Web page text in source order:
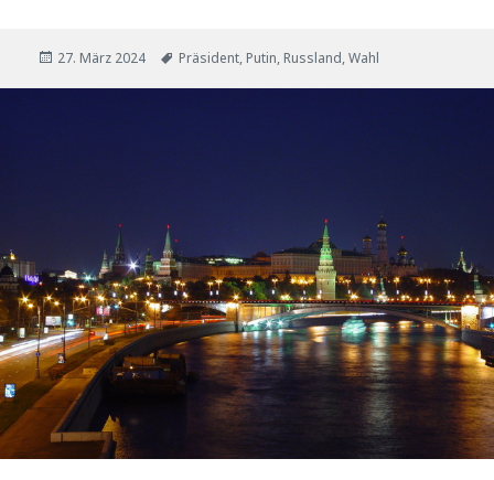
Veröffentlicht
27. März 2024 Tags
Präsident, Putin, Russland,Wahl